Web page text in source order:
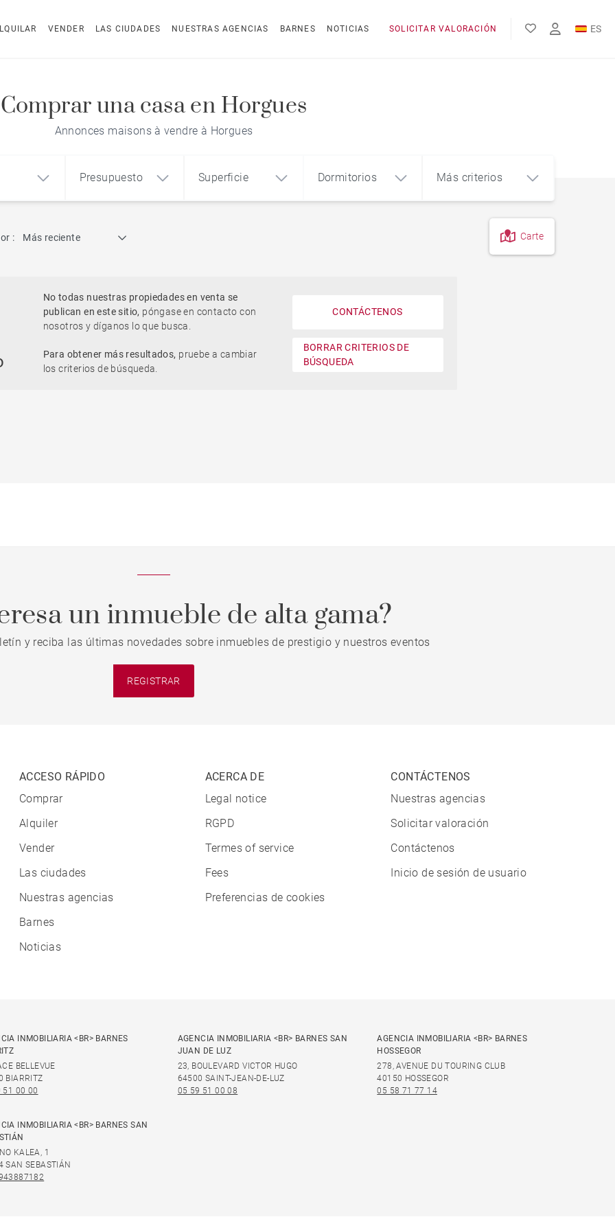
VENDER LAS CIUDADES NUESTRAS AGENCIAS BARNES NOTICIAS SOLICITAR VALORACIÓN ES
EN
Comprar una casa en Horgues
Annonces maisons à vendre à Horgues
Casa Terreno
Obra nueva Oficinas
Presupuesto Superficie Dormitorios Más criterios
Casa con vistas al mar
Parking / Garage
Casa con piscina
: Más reciente Carte
No todas nuestras propiedades en venta se
publican en este sitio, póngase en contacto con
nosotros y díganos lo que busca.
Para obtener más resultados, pruebe a cambiar
los criterios de búsqueda.
CONTÁCTENOS
BORRAR CRITERIOS DE
BÚSQUEDA
un inmueble de alta gama?
y reciba las últimas novedades sobre inmuebles de prestigio y nuestros eventos
REGISTRAR
ACCESO RÁPIDO
Comprar
Alquiler
Vender
Las ciudades
Nuestras agencias
Barnes
Noticias
ACERCA DE
Legal notice
RGPD
Termes of service
Fees
Preferencias de cookies
CONTÁCTENOS
Nuestras agencias
Solicitar valoración
Contáctenos
Inicio de sesión de usuario
INMOBILIARIA <BR> BARNES
BELLEVUE
BIARRITZ
51 00 00
AGENCIA INMOBILIARIA <BR> BARNES SAN
JUAN DE LUZ
23, BOULEVARD VICTOR HUGO
64500 SAINT-JEAN-DE-LUZ
05 59 51 00 08
AGENCIA INMOBILIARIA <BR> BARNES
HOSSEGOR
278, AVENUE DU TOURING CLUB
40150 HOSSEGOR
05 58 71 77 14
INMOBILIARIA <BR> BARNES SAN
KALEA, 1
SAN SEBASTIÁN